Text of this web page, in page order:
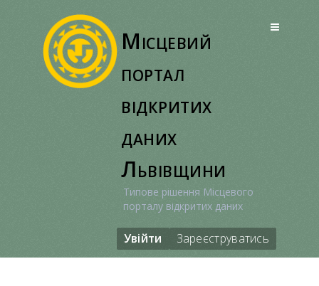
Місцевий
портал
відкритих
даних
Львівщини
Типове рішення Місцевого
порталу відкритих даних
Увійти Зареєструватись